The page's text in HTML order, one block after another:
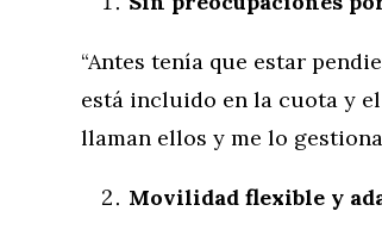
“Antes tenía que estar
está incluido en la cuota y
llaman ellos y me lo
Movilidad flexible y